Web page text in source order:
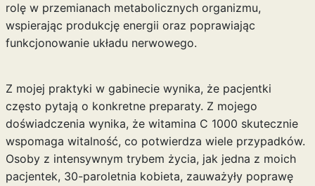
rolę w przemianach metabolicznych organizmu,
wspierając produkcję energii oraz poprawiając
funkcjonowanie układu nerwowego.
Z mojej praktyki w gabinecie wynika, że pacjentki
często pytają o konkretne preparaty. Z mojego
doświadczenia wynika, że witamina C 1000 skutecznie
wspomaga witalność, co potwierdza wiele przypadków.
Osoby z intensywnym trybem życia, jak jedna z moich
pacjentek, 30-paroletnia kobieta, zauważyły poprawę